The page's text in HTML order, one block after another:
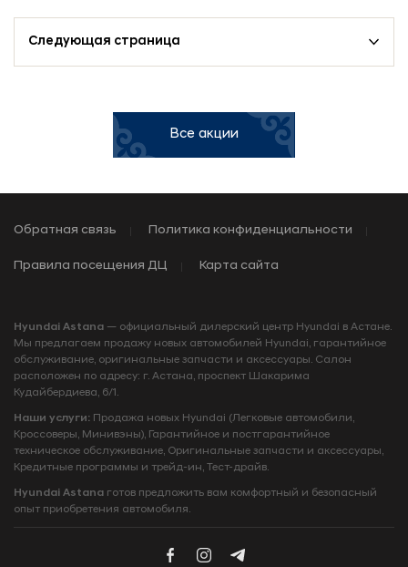
Следующая страница
Все акции
Обратная связь Политика конфиденциальности
Правила посещения ДЦ Карта сайта
Hyundai Astana — официальный дилерский центр Hyundai в Астане.
Мы предлагаем продажу новых автомобилей Hyundai, гарантийное
обслуживание, оригинальные запчасти и аксессуары. Салон
расположен по адресу: г. Астана, проспект Шакарима
Кудайбердиева, 6/1.
Наши услуги: Продажа новых Hyundai (Легковые автомобили,
Кроссоверы, Минивэны), Гарантийное и постгарантийное
техническое обслуживание, Оригинальные запчасти и аксессуары,
Кредитные программы и трейд‑ин, Тест‑драйв.
Hyundai Astana готов предложить вам комфортный и безопасный
опыт приобретения автомобиля.